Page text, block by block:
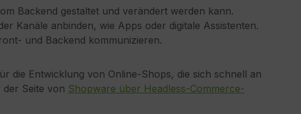
Backend gestaltet und verändert werden kann.
Kanäle anbinden, wie Apps oder digitale Assistenten.
und Backend kommunizieren.
die Entwicklung von Online-Shops, die sich schnell an
der Seite von Shopware über Headless-Commerce-